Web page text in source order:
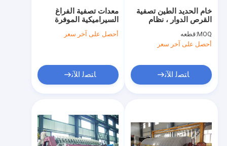
معدات تصفية الفراغ
السيراميكية الموفرة
للطاقة توفر دقة تصفية
0.1-50μm مصممة
أحصل على آخر سعر
ﺎﺘﺼﻟ ﺍﻶﻧ
خام الحديد الطين تصفية
القرص الدوار ، نظام
MOQ: قطعه
أحصل على آخر سعر
ﺎﺘﺼﻟ ﺍﻶﻧ